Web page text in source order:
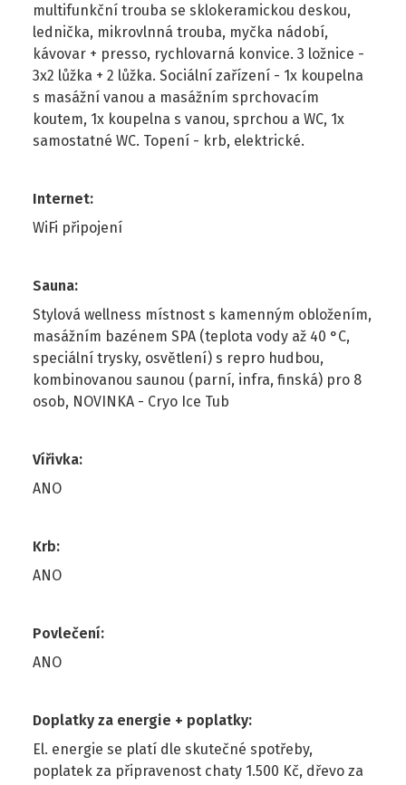
multifunkční trouba se sklokeramickou deskou,
lednička, mikrovlnná trouba, myčka nádobí,
kávovar + presso, rychlovarná konvice. 3 ložnice -
3x2 lůžka + 2 lůžka. Sociální zařízení - 1x koupelna
s masážní vanou a masážním sprchovacím
koutem, 1x koupelna s vanou, sprchou a WC, 1x
samostatné WC. Topení - krb, elektrické.
Internet:
WiFi připojení
Sauna:
Stylová wellness místnost s kamenným obložením,
masážním bazénem SPA (teplota vody až 40 °C,
speciální trysky, osvětlení) s repro hudbou,
kombinovanou saunou (parní, infra, finská) pro 8
osob, NOVINKA - Cryo Ice Tub
Vířivka:
ANO
Krb:
ANO
Povlečení:
ANO
Doplatky za energie + poplatky:
El. energie se platí dle skutečné spotřeby,
poplatek za připravenost chaty 1.500 Kč, dřevo za